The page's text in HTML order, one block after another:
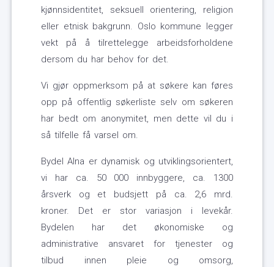
kjønnsidentitet, seksuell orientering, religion
eller etnisk bakgrunn. Oslo kommune legger
vekt på å tilrettelegge arbeidsforholdene
dersom du har behov for det.
Vi gjør oppmerksom på at søkere kan føres
opp på offentlig søkerliste selv om søkeren
har bedt om anonymitet, men dette vil du i
så tilfelle få varsel om.
Bydel Alna er dynamisk og utviklingsorientert,
vi har ca. 50 000 innbyggere, ca. 1300
årsverk og et budsjett på ca. 2,6 mrd.
kroner. Det er stor variasjon i levekår.
Bydelen har det økonomiske og
administrative ansvaret for tjenester og
tilbud innen pleie og omsorg,